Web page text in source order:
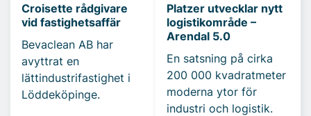
Croisette rådgivare
vid fastighetsaffär
Bevaclean AB har
avyttrat en
lättindustrifastighet i
Löddeköpinge.
Platzer utvecklar nytt
logistikområde –
Arendal 5.0
En satsning på cirka
200 000 kvadratmeter
moderna ytor för
industri och logistik.